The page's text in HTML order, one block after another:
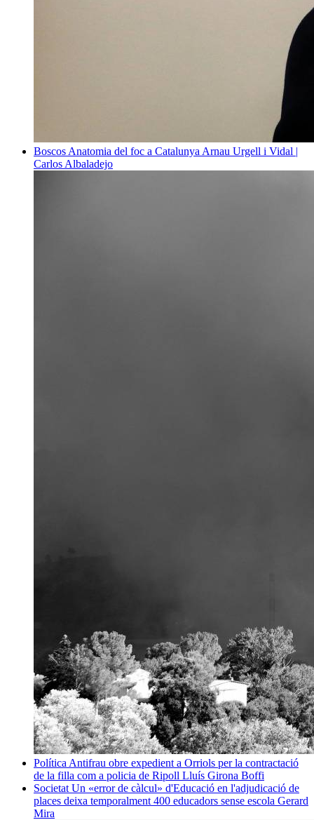
Boscos Anatomia del foc a Catalunya Arnau Urgell i Vidal |
Carlos Albaladejo
Política Antifrau obre expedient a Orriols per la contractació
de la filla com a policia de Ripoll Lluís Girona Boffi
Societat Un «error de càlcul» d'Educació en l'adjudicació de
places deixa temporalment 400 educadors sense escola Gerard
Mira